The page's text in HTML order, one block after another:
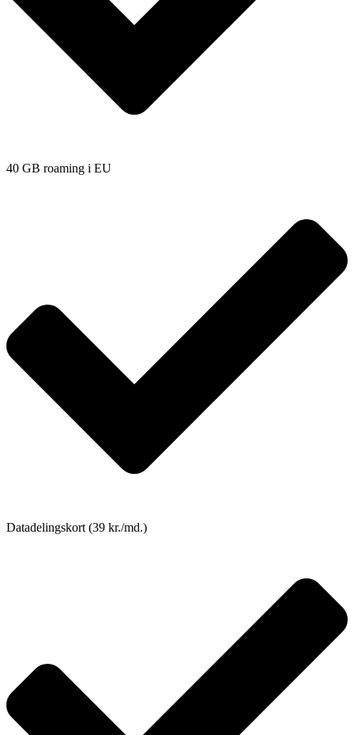
40 GB roaming i EU
Datadelingskort (39 kr./md.)